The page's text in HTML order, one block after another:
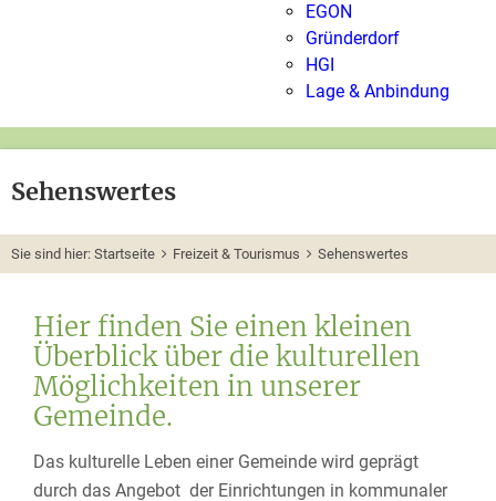
EGON
Gründerdorf
HGI
Lage & Anbindung
Sehenswertes
Sie sind hier: Startseite Freizeit & Tourismus Sehenswertes
Hier finden Sie einen kleinen
Überblick über die kulturellen
Möglichkeiten in unserer
Gemeinde.
Das kulturelle Leben einer Gemeinde wird geprägt
durch das Angebot der Einrichtungen in kommunaler